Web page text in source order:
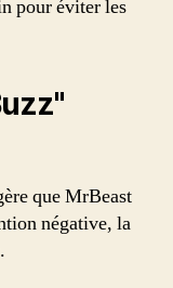
pour éviter les
que MrBeast
négative, la